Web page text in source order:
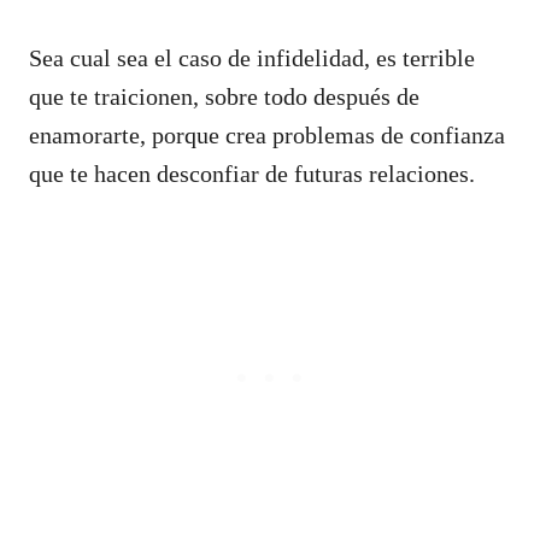
Sea cual sea el caso de infidelidad, es terrible
que te traicionen, sobre todo después de
enamorarte, porque crea problemas de confianza
que te hacen desconfiar de futuras relaciones.